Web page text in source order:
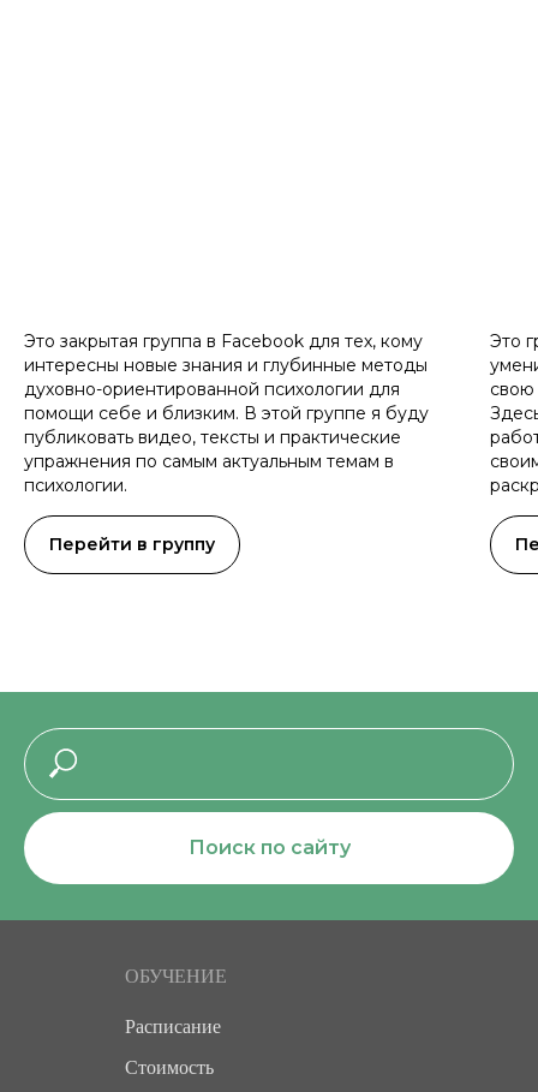
Это закрытая группа в Facebook для тех, кому
интересны новые знания и глубинные методы
духовно-ориентированной психологии для
помощи себе и близким. В этой группе я буду
публиковать видео, тексты и практические
упражнения по самым актуальным темам в
психологии.
Перейти в группу
Это
свою
Поиск по сайту
ОБУЧЕНИЕ
Расписание
Стоимость